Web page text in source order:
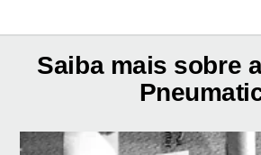
Saiba mais sobre